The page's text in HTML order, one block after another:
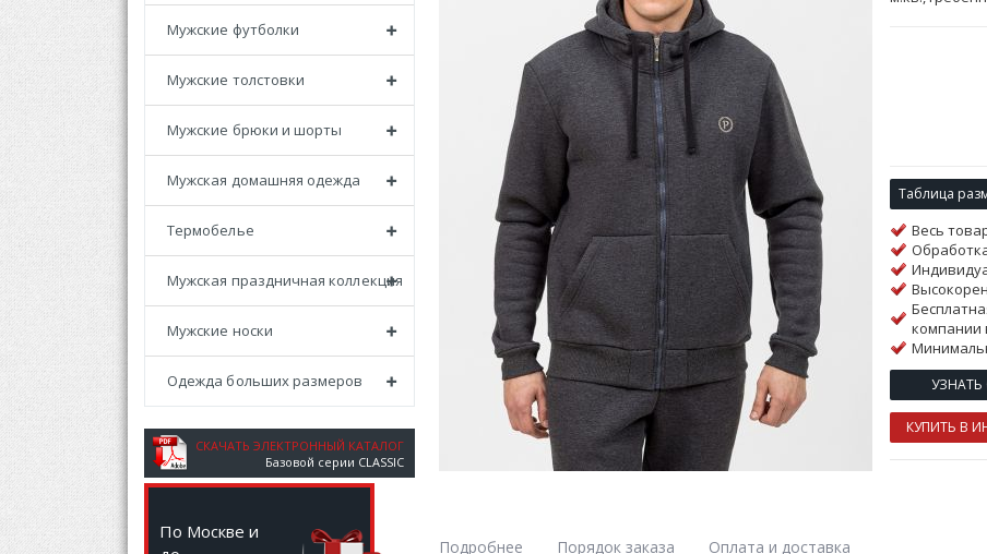
Таблица
Весь
компании
КУПИТЬ В
Подробнее Порядок заказа Оплата и доставка
Мужские футболки
Мужские толстовки
Мужские брюки и шорты
Мужская домашняя одежда
Термобелье
Мужская праздничная коллекция
Мужские носки
Одежда больших размеров
СКАЧАТЬ ЭЛЕКТРОННЫЙ КАТАЛОГ
Базовой серии CLASSIC
По Москве и